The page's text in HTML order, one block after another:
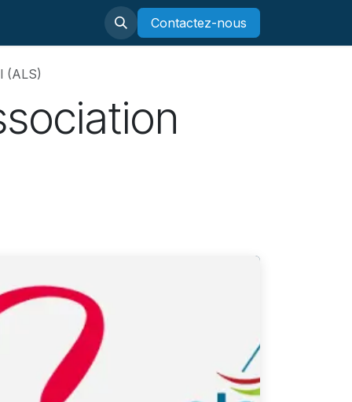
Contactez-nous
(ALS)